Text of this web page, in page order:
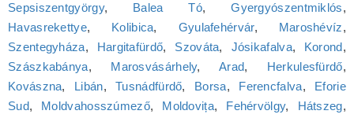
Sepsiszentgyörgy, Balea Tó,Gyergyószentmiklós,
Havasrekettye, Kolibica, Gyulafehérvár, Maroshévíz,
Szentegyháza, Hargitafürdő, Szováta, Jósikafalva, Korond,
Szászkabánya, Marosvásárhely, Arad, Herkulesfürdő,
Kovászna, Libán,Tusnádfürdő, Borsa, Ferencfalva, Eforie
Sud, Moldvahosszúmező, Moldovița, Fehérvölgy, Hátszeg,